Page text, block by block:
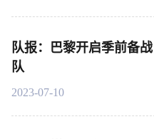
队报：巴黎开启季前备
队
2023-07-10